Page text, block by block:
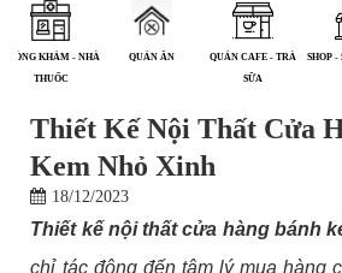
QUÁN ĂN
QUÁN CAFE - TRÀ
SHOP - SHOWROOM
Thiết Kế Nội Thất Cửa
Kem Nhỏ Xinh
18/12/2023
Thiết kế nội thất cửa hàng bánh
chỉ tác động đến tâm lý mua hàng